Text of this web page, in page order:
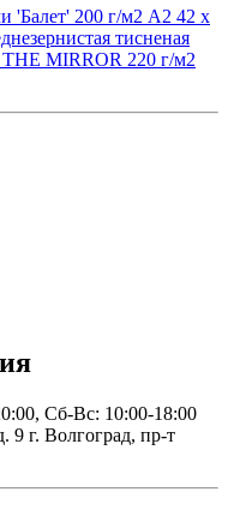
'Балет' 200 г/м2 A2 42 х
тисненая
MIRROR 220 г/м2
Сб-Вс: 10:00-18:00
9 г. Волгоград, пр-т